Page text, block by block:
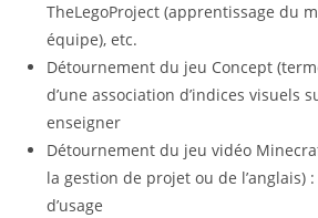
TheLegoProject (apprentissage du
équipe), etc.
Détournement du jeu Concept
d’une association d’indices visuels
enseigner
Détournement du jeu vidéo
la gestion de projet ou de l’anglais)
d’usage